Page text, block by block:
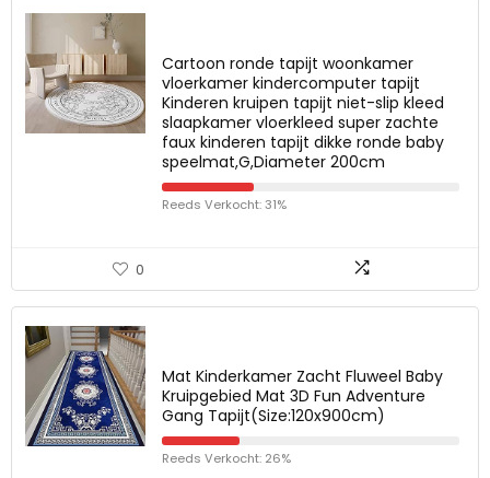
Cartoon ronde tapijt woonkamer
vloerkamer kindercomputer tapijt
Kinderen kruipen tapijt niet-slip kleed
slaapkamer vloerkleed super zachte
faux kinderen tapijt dikke ronde baby
speelmat,G,Diameter 200cm
Reeds Verkocht: 31%
0
Mat Kinderkamer Zacht Fluweel Baby
Kruipgebied Mat 3D Fun Adventure
Gang Tapijt(Size:120x900cm)
Reeds Verkocht: 26%